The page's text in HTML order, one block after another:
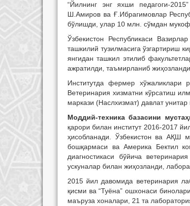
“Йилнинг энг яхши педагоги-
Ш.Амиров ва Ғ.Ибрагимовлар
бўлишди, улар 10 млн. сўмдан
Ўзбекистон Республикаси
ташкилий тузилмасига ўзгартириш
янгидан ташкил этилиб
ажратилди, таъмирланиб
Институтда фермер хўжаликлари
Ветеринария хизматни кўрсатиш
маркази (Наслхизмат) давлат унитар
Моддий-техника базасини
қарори билан институт 2016-2017
ҳисобланади. Ўзбекистон ва АҚШ
бошқармаси ва Америка Бектил
диагностикаси бўйича
ускуналар билан жиҳозланди,
2015 йил давомида ветеринария
қисми ва “Туёна” ошхонаси
маъруза хоналари, 21 та